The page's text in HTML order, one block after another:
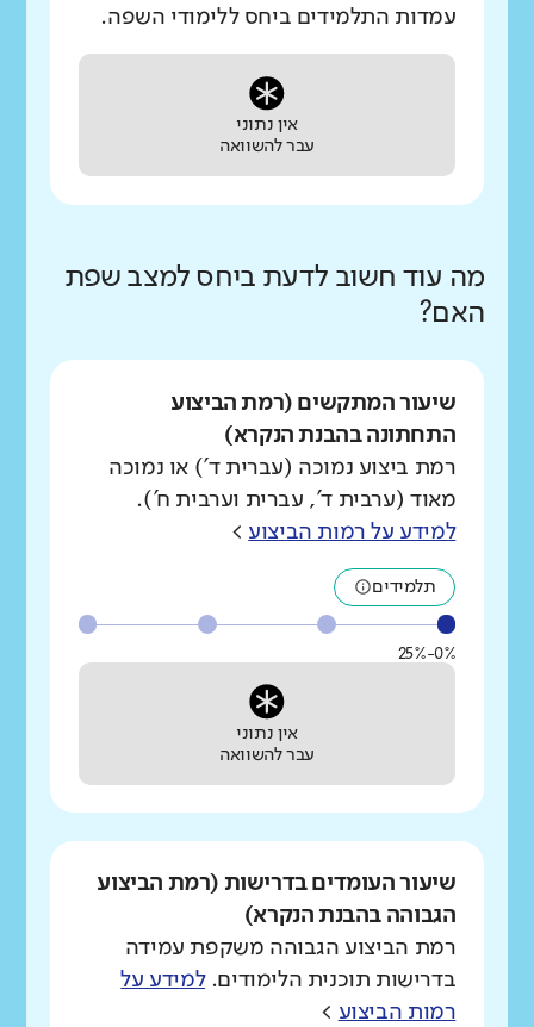
עמדות התלמידים ביחס ללימודי השפה.
אין נתוני
עבר להשוואה
מה עוד חשוב לדעת ביחס למצב שפת
האם?
שיעור המתקשים (רמת הביצוע
התחתונה בהבנת הנקרא)
רמת ביצוע נמוכה (עברית ד') או נמוכה
מאוד (ערבית ד', עברית וערבית ח').
למידע על רמות הביצוע >
תלמידים
0%-25%
אין נתוני
עבר להשוואה
שיעור העומדים בדרישות (רמת הביצוע
הגבוהה בהבנת הנקרא)
רמת הביצוע הגבוהה משקפת עמידה
בדרישות תוכנית הלימודים.למידע על
רמות הביצוע >